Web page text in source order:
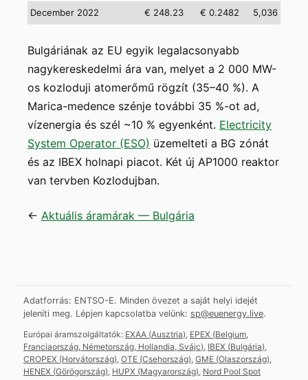
December 2022 € 248.23 € 0.2482 5,036
Bulgáriának az EU egyik legalacsonyabb
nagykereskedelmi ára van, melyet a 2 000 MW-
os kozloduji atomerőmű rögzít (35–40 %). A
Marica-medence szénje további 35 %-ot ad,
vízenergia és szél ~10 % egyenként. Electricity
System Operator (ESO) üzemelteti a BG zónát
és az IBEX holnapi piacot. Két új AP1000 reaktor
van tervben Kozlodujban.
← Aktuális áramárak — Bulgária
Adatforrás: ENTSO-E. Minden övezet a saját helyi idejét
jeleníti meg. Lépjen kapcsolatba velünk: sp@euenergy.live.
Európai áramszolgáltatók: EXAA (Ausztria), EPEX (Belgium,
Franciaország, Németország, Hollandia, Svájc), IBEX (Bulgária),
CROPEX (Horvátország), OTE (Csehország), GME (Olaszország),
HENEX (Görögország), HUPX (Magyarország), Nord Pool Spot